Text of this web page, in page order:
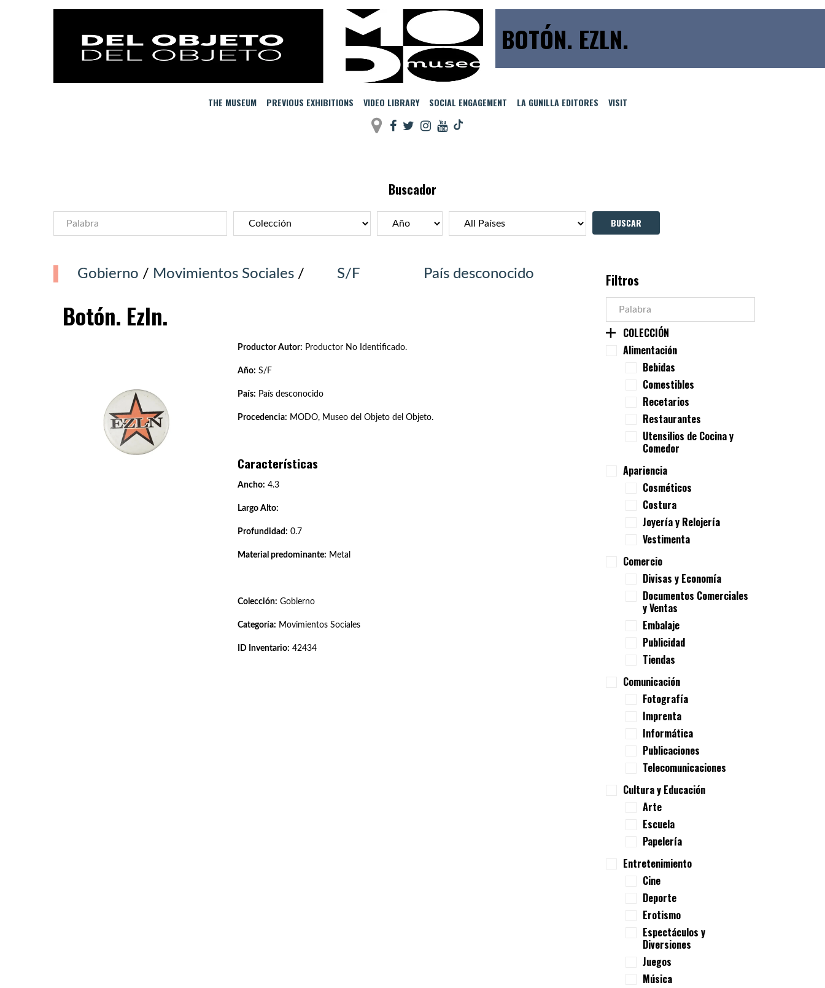
BOTÓN. EZLN.
THE MUSEUM PREVIOUS EXHIBITIONS VIDEO LIBRARY SOCIAL ENGAGEMENT LA GUNILLA EDITORES VISIT
Buscador
Gobierno / Movimientos Sociales / S/F País desconocido
Botón. Ezln.
Productor Autor: Productor No Identificado.
Año: S/F
País: País desconocido
Procedencia: MODO, Museo del Objeto del Objeto.
Características
Ancho: 4.3
Largo Alto:
Profundidad: 0.7
Material predominante: Metal
Colección: Gobierno
Categoría: Movimientos Sociales
ID Inventario: 42434
Filtros
COLECCIÓN
Alimentación
Bebidas
Comestibles
Recetarios
Restaurantes
Utensilios de Cocina y
Comedor
Apariencia
Cosméticos
Costura
Joyería y Relojería
Vestimenta
Comercio
Divisas y Economía
Documentos Comerciales
y Ventas
Embalaje
Publicidad
Tiendas
Comunicación
Fotografía
Imprenta
Informática
Publicaciones
Telecomunicaciones
Cultura y Educación
Arte
Escuela
Papelería
Entretenimiento
Cine
Deporte
Erotismo
Espectáculos y
Diversiones
Juegos
Música